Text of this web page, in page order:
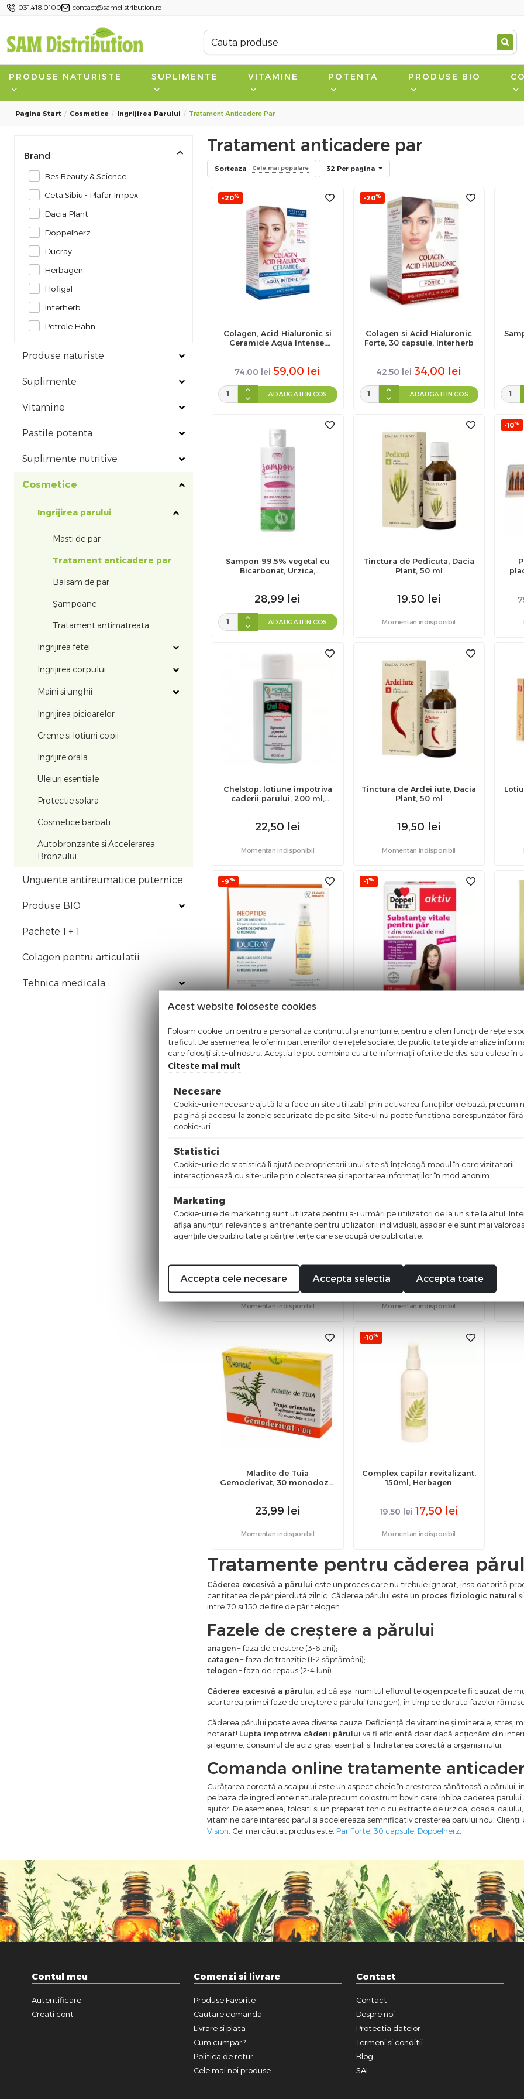
031.418.0100 contact@samdistribution.ro
PRODUSE NATURISTE SUPLIMENTE VITAMINE POTENTA PRODUSE BIO
Pagina Start Cosmetice Ingrijirea Parului Tratament Anticadere Par
Brand
Bes Beauty & Science
Ceta Sibiu - Plafar Impex
Dacia Plant
Doppelherz
Ducray
Herbagen
Hofigal
Interherb
Petrole Hahn
Produse naturiste
Suplimente
Vitamine
Pastile potenta
Suplimente nutritive
Cosmetice
Ingrijirea parului
Masti de par
Tratament anticadere par
Balsam de par
Șampoane
Tratament antimatreata
Ingrijirea fetei
Ingrijirea corpului
Maini si unghii
Ingrijirea picioarelor
Creme si lotiuni copii
Ingrijire orala
Uleiuri esentiale
Protectie solara
Cosmetice barbati
Autobronzante si Accelerarea
Bronzului
Unguente antireumatice puternice
Produse BIO
Pachete 1 + 1
Colagen pentru articulatii
Tehnica medicala
Tratament anticadere par
Sorteaza Cele mai populare 32 Per pagina
-20%
Colagen, Acid Hialuronic si
Ceramide Aqua Intense,
74,00 lei 59,00 lei
ADAUGATI IN COS
-20%
Colagen si Acid Hialuronic
Forte, 30 capsule, Interherb
42,50 lei 34,00 lei
ADAUGATI IN COS
Sampon 99.5% vegetal cu
Bicarbonat, Urzica,
28,99 lei
ADAUGATI IN COS
Tinctura de Pedicuta, Dacia
Plant, 50 ml
19,50 lei
Momentan indisponibil
-10%
Chelstop, lotiune impotriva
caderii parului, 200 ml,
22,50 lei
Momentan indisponibil
Tinctura de Ardei iute, Dacia
Plant, 50 ml
19,50 lei
Momentan indisponibil
-9%
225,00 lei 205,00 lei
-1%
Doppelherz, 30 capsule
28,75 lei 28,50 lei
19,25 lei
Momentan indisponibil
41,88 lei
Momentan indisponibil
Mladite de Tuia
Gemoderivat, 30 monodoze,
23,99 lei
Momentan indisponibil
-10%
Complex capilar revitalizant,
150ml, Herbagen
19,50 lei 17,50 lei
Momentan indisponibil
Tratamente pentru căderea
Căderea excesivă a părului este un proces care nu trebuie ignorat, insa datorită
cantitatea de păr pierdută zilnic. Căderea părului este un proces fiziologic natural
intre 70 si 150 de fire de păr telogen.
Fazele de creștere a părului
anagen– faza de crestere (3-6 ani);
catagen– faza de tranziție (1-2 săptămâni);
telogen– faza de repaus (2-4 luni).
Căderea excesivă a părului , adică așa-numitul efluviul telogen poate fi cauzat de
scurtarea primei faze de creștere a părului (anagen), în timp ce durata fazelor
Căderea părului poate avea diverse cauze. Deficiență de vitamine și minerale,
hotarat! Lupta împotriva căderii părului va fi eficientă doar dacă acționăm din
și legume, consumul de acizi grași esențiali și hidratarea corectă a organismului.
Comanda online tratamente
Curățarea corectă a scalpului este un aspect cheie în creșterea sănătoasă a părului,
pe baza de ingrediente naturale precum colostrum bovin care inhiba caderea
ajutor. De asemenea, folositi si un preparat tonic cu extracte de urzica, coada-
vitamine care intaresc parul si accelereaza semnificativ cresterea parului nou.
Vision . Cel mai căutat produs este: Par Forte, 30 capsule, Doppelherz
Contul meu
Autentificare
Creati cont
Comenzi si livrare
Produse Favorite
Cautare comanda
Livrare si plata
Cum cumpar?
Politica de retur
Cele mai noi produse
Contact
Contact
Despre noi
Protectia datelor
Termeni si conditii
Blog
SAL
Acest website foloseste cookies
Folosim cookie-uri pentru a personaliza conținutul și anunțurile, pentru a oferi funcții de rețele
traficul. De asemenea, le oferim partenerilor de rețele sociale, de publicitate și de analize
care folosiți site-ul nostru. Aceștia le pot combina cu alte informații oferite de dvs. sau culese în
Citeste mai mult
Necesare
Cookie-urile necesare ajută la a face un site utilizabil prin activarea funcţiilor de bază, precum
pagină şi accesul la zonele securizate de pe site. Site-ul nu poate funcţiona corespunzător
cookie-uri.
Statistici
Cookie-urile de statistică îi ajută pe proprietarii unui site să înţeleagă modul în care vizitatorii
interacţionează cu site-urile prin colectarea şi raportarea informaţiilor în mod anonim.
Marketing
Cookie-urile de marketing sunt utilizate pentru a-i urmări pe utilizatori de la un site la altul.
afişa anunţuri relevante şi antrenante pentru utilizatorii individuali, aşadar ele sunt mai
agenţiile de puiblicitate şi părţile terţe care se ocupă de publicitate.
Accepta cele necesare Accepta selectia Accepta toate